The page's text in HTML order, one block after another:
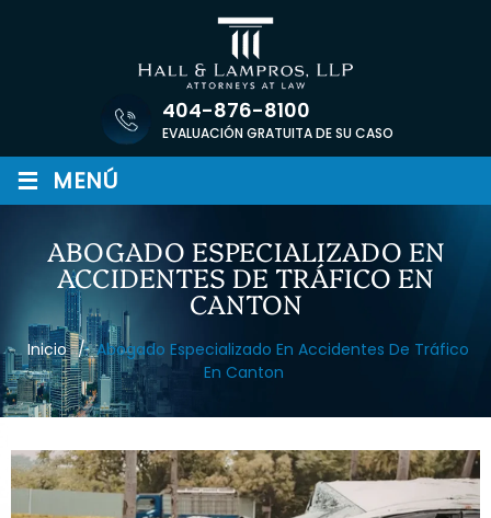
404-876-8100
EVALUACIÓN GRATUITA DE SU CASO
≡ MENÚ
ABOGADO ESPECIALIZADO EN
ACCIDENTES DE TRÁFICO EN
CANTON
Inicio / Abogado Especializado En Accidentes De Tráfico
En Canton